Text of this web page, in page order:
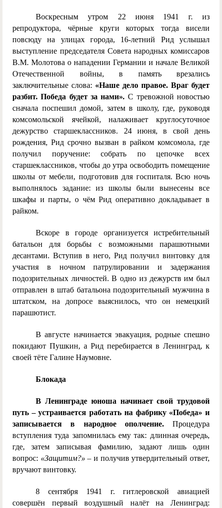
Воскресным утром 22 июня 1941 г. из
репродуктора, чёрные круги которых тогда висели
повсюду на улицах города, 16-летний Рид услышал
выступление председателя Совета народных комиссаров
В.М. Молотова о нападении Германии и начале Великой
Отечественной войны, в память врезались
заключительные слова: «Наше дело правое. Враг будет
разбит. Победа будет за нами». С тревожной новостью
сначала поспешил домой, затем в школу, где, руководя
комсомольской ячейкой, налаживает круглосуточное
дежурство старшеклассников. 24 июня, в свой день
рождения, Рид срочно вызван в райком комсомола, где
получил поручение: собрать по цепочке всех
старшеклассников, чтобы до утра освободить помещение
школы от мебели, подготовив для госпиталя. Всю ночь
выполнялось задание: из школы были вынесены все
шкафы и парты, о чём Рид оперативно докладывает в
райком.
Вскоре в городе организуется истребительный
батальон для борьбы с возможными парашютными
десантами. Вступив в него, Рид получил винтовку для
участия в ночном патрулировании и задержания
подозрительных личностей. В одно из дежурств им был
отправлен в штаб батальона подозрительный мужчина в
штатском, на допросе выяснилось, что он немецкий
парашютист.
В августе начинается эвакуация, родные спешно
покидают Пушкин, а Рид перебирается в Ленинград, к
своей тёте Галине Наумовне.
Блокада
В Ленинграде юноша начинает свой трудовой
путь – устраивается работать на фабрику «Победа» и
записывается в народное ополчение. Процедура
вступления туда запомнилась ему так: длинная очередь,
где, затем записывая фамилию, задают лишь один
вопрос: «Защитим?» – и получив утвердительный ответ,
вручают винтовку.
8 сентября 1941 г. гитлеровской авиацией
совершён первый воздушный налёт на Ленинград: